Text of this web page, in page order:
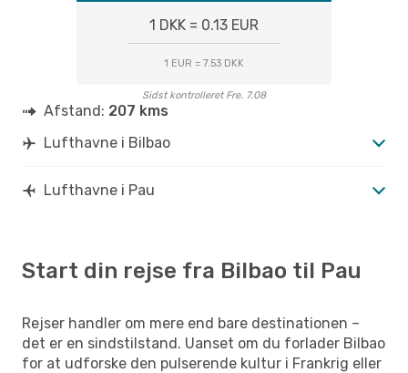
1 DKK = 0.13 EUR
1 EUR = 7.53 DKK
Sidst kontrolleret Fre. 7.08
Afstand: 207 kms
Lufthavne i Bilbao
Lufthavne i Pau
Start din rejse fra Bilbao til Pau
Rejser handler om mere end bare destinationen –
det er en sindstilstand. Uanset om du forlader Bilbao
for at udforske den pulserende kultur i Frankrig eller